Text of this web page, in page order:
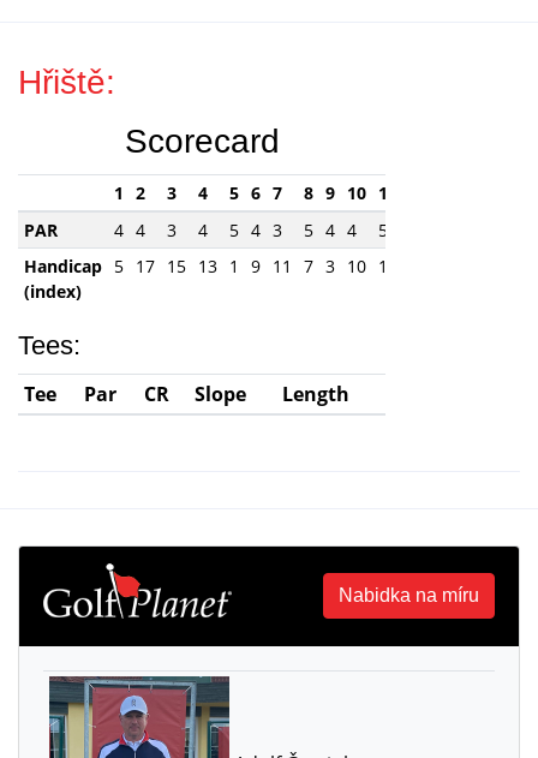
Hřiště:
Scorecard
1 2 3 4 5 6 7 8 9 10 11
PAR
4 4 3 4 5 4 3 5 4 4 5
Handicap
(index)
5 17 15 13 1 9 11 7 3 10 16
Tees:
Tee Par CR Slope Length
Nabidka na míru